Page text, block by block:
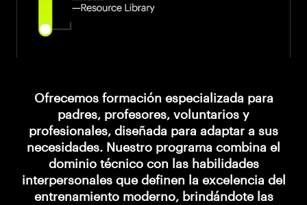
Ofrecemos formación especializada para
padres, profesores, voluntarios y
profesionales, diseñada para adaptar a sus
necesidades. Nuestro programa combina el
dominio técnico con las habilidades
interpersonales que definen la excelencia del
entrenamiento moderno, brindándote las